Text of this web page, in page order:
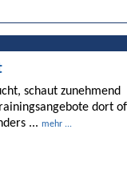
schaut zunehmend
dort
... mehr ...